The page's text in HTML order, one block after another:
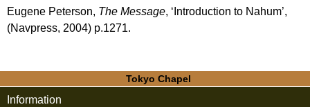
Eugene Peterson, The Message, ‘Introduction to Nahum’,
(Navpress, 2004) p.1271.
Tokyo Chapel
Information